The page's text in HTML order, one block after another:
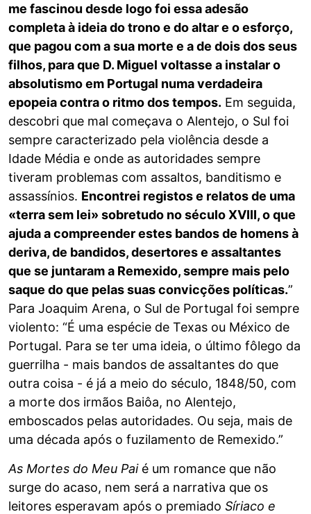
me fascinou desde logo foi essa adesão
completa à ideia do trono e do altar e o esforço,
que pagou com a sua morte e a de dois dos seus
filhos, para que D. Miguel voltasse a instalar o
absolutismo em Portugal numa verdadeira
epopeia contra o ritmo dos tempos. Em seguida,
descobri que mal começava o Alentejo, o Sul foi
sempre caracterizado pela violência desde a
Idade Média e onde as autoridades sempre
tiveram problemas com assaltos, banditismo e
assassínios. Encontrei registos e relatos de uma
«terra sem lei» sobretudo no século XVIII, o que
ajuda a compreender estes bandos de homens à
deriva, de bandidos, desertores e assaltantes
que se juntaram a Remexido, sempre mais pelo
saque do que pelas suas convicções políticas.”
Para Joaquim Arena, o Sul de Portugal foi sempre
violento: “É uma espécie de Texas ou México de
Portugal. Para se ter uma ideia, o último fôlego da
guerrilha - mais bandos de assaltantes do que
outra coisa - é já a meio do século, 1848/50, com
a morte dos irmãos Baiôa, no Alentejo,
emboscados pelas autoridades. Ou seja, mais de
uma década após o fuzilamento de Remexido.”
As Mortes do Meu Paié um romance que não
surge do acaso, nem será a narrativa que os
leitores esperavam após o premiado Síriaco e